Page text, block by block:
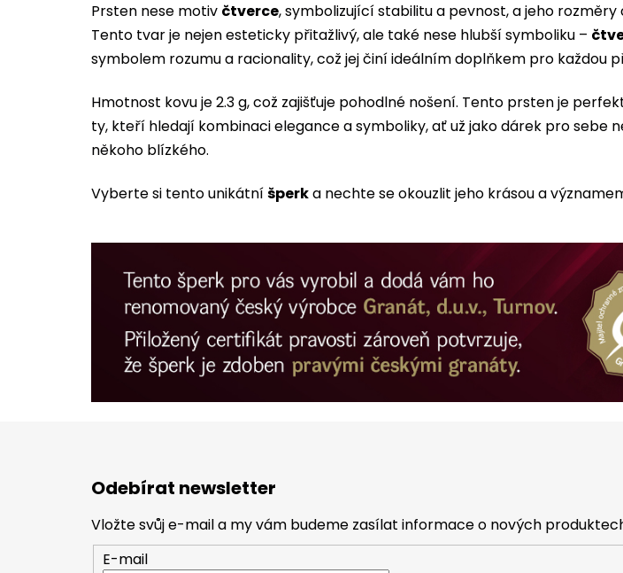
Prsten nese motiv čtverce, symbolizující stabilitu a pevnost, a jeho rozměry
Tento tvar je nejen esteticky přitažlivý, ale také nese hlubší symboliku –
symbolem rozumu a racionality, což jej činí ideálním doplňkem pro každou
Hmotnost kovu je 2.3 g, což zajišťuje pohodlné nošení. Tento prsten je
ty, kteří hledají kombinaci elegance a symboliky, ať už jako dárek pro sebe
někoho blízkého.
Vyberte si tento unikátníšperka nechte se okouzlit jeho krásou a
Odebírat newsletter
Vložte svůj e-mail a my vám budeme zasílat informace o nových
E-mail